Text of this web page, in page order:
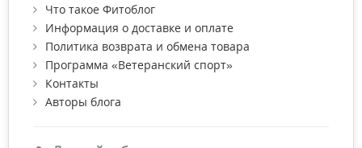
Что такое Фитоблог
Информация о доставке и оплате
Политика возврата и обмена товара
Программа «Ветеранский спорт»
Контакты
Авторы блога